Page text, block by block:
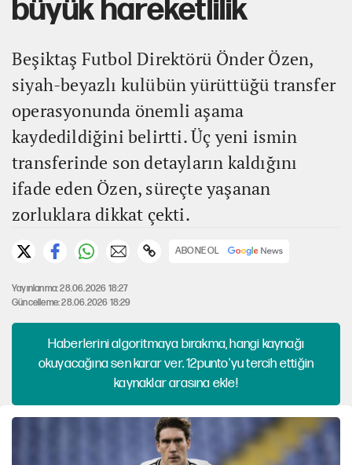
büyük hareketlilik
Beşiktaş Futbol Direktörü Önder Özen,
siyah-beyazlı kulübün yürüttüğü transfer
operasyonunda önemli aşama
kaydedildiğini belirtti. Üç yeni ismin
transferinde son detayların kaldığını
ifade eden Özen, süreçte yaşanan
zorluklara dikkat çekti.
ABONE OL
Yayınlanma: 28.06.2026 18:27
Güncelleme: 28.06.2026 18:29
Haberlerini algoritmaya bırakma, hangi kaynağı
okuyacağına sen karar ver. 12punto'yu tercih ettiğin
kaynaklar arasına ekle!